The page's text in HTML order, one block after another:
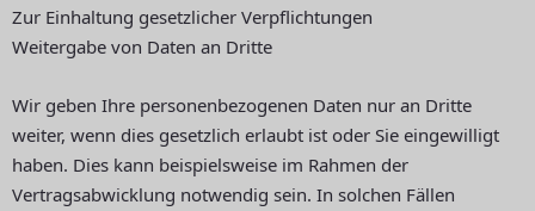
Zur Einhaltung gesetzlicher Verpflichtungen
Weitergabe von Daten an Dritte
Wir geben Ihre personenbezogenen Daten nur an Dritte
weiter, wenn dies gesetzlich erlaubt ist oder Sie eingewilligt
haben. Dies kann beispielsweise im Rahmen der
Vertragsabwicklung notwendig sein. In solchen Fällen